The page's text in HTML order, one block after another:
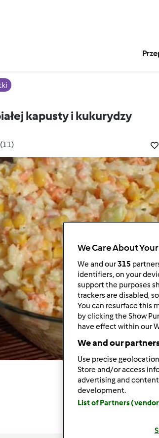
kapusty i kukurydzy
(11)
We Care About
We and our315
identifiers, on your
support the purposes
trackers are disabled,
You can resurface this
by clicking the Show
have effect within our
We and our
Use precise
Store and/or access
advertising and
development.
List of Partners